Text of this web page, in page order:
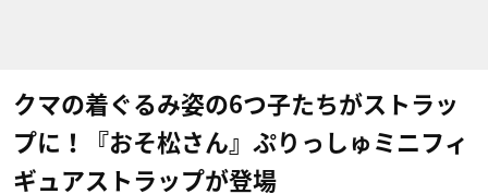
クマの着ぐるみ姿の6つ子たちがストラッ
プに！『おそ松さん』ぷりっしゅミニフィ
ギュアストラップが登場